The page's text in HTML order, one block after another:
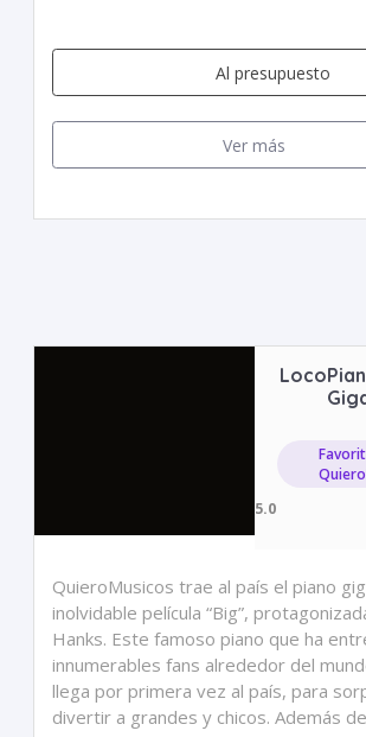
Al presupuesto
Ver más
5.0
QuieroMusicos trae al país el piano
inolvidable película “Big”,
Hanks. Este famoso piano que ha
innumerables fans alrededor del
llega por primera vez al país, para
divertir a grandes y chicos. Además